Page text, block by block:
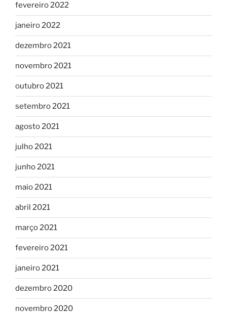
fevereiro 2022
janeiro 2022
dezembro 2021
novembro 2021
outubro 2021
setembro 2021
agosto 2021
julho 2021
junho 2021
maio 2021
abril 2021
março 2021
fevereiro 2021
janeiro 2021
dezembro 2020
novembro 2020